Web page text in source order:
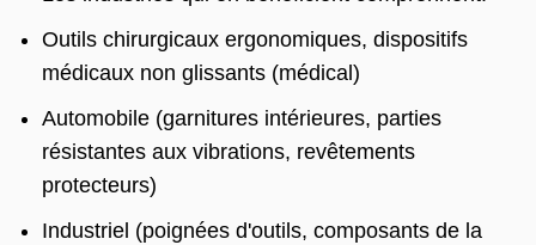
Outils chirurgicaux ergonomiques, dispositifs
médicaux non glissants (médical)
Automobile (garnitures intérieures, parties
résistantes aux vibrations, revêtements
protecteurs)
Industriel (poignées d'outils, composants de la